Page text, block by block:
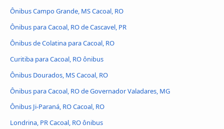
Ônibus Campo Grande, MS Cacoal, RO
Ônibus para Cacoal, RO de Cascavel, PR
Ônibus de Colatina para Cacoal, RO
Curitiba para Cacoal, RO ônibus
Ônibus Dourados, MS Cacoal, RO
Ônibus para Cacoal, RO de Governador Valadares, MG
Ônibus Ji-Paraná, RO Cacoal, RO
Londrina, PR Cacoal, RO ônibus